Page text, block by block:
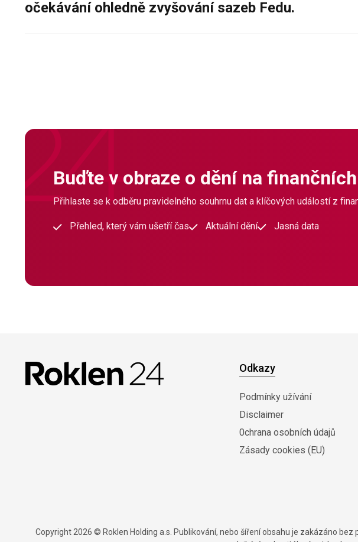
očekávání ohledně zvyšování sazeb Fedu.
Buďte v obraze o dění na
Přihlaste se k odběru pravidelného souhrnu dat a klíčových událostí z
Přehled, který vám ušetří čas Aktuální dění Jasná data
Odkazy
Podmínky užívání
Disclaimer
0chrana osobních údajů
Zásady cookies (EU)
Copyright 2026 © Roklen Holding a.s. Publikování, nebo šíření obsahu je zakázáno